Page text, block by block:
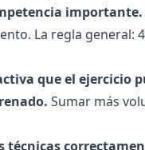
importante.
La regla general:
que el ejercicio
Sumar más
técnicas